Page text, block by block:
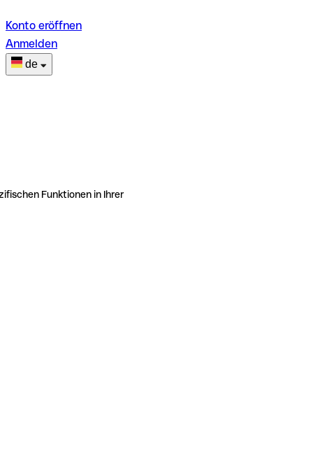
Konto eröffnen
Anmelden
de
Funktionen in Ihrer